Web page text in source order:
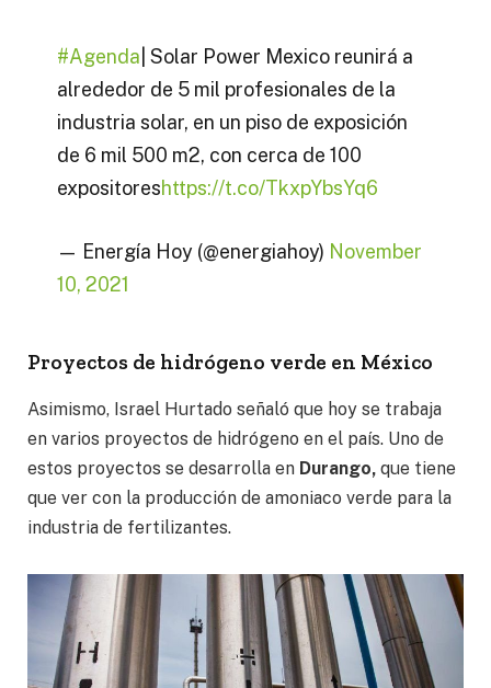
#Agenda | Solar Power Mexico reunirá a
alrededor de 5 mil profesionales de la
industria solar, en un piso de exposición
de 6 mil 500 m2, con cerca de 100
expositoreshttps://t.co/TkxpYbsYq6
— Energía Hoy (@energiahoy) November
10, 2021
Proyectos de hidrógeno verde en México
Asimismo, Israel Hurtado señaló que hoy se trabaja
en varios proyectos de hidrógeno en el país. Uno de
estos proyectos se desarrolla en Durango, que tiene
que ver con la producción de amoniaco verde para la
industria de fertilizantes.